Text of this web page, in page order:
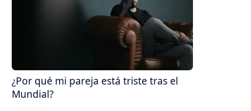
¿Por qué mi pareja está triste tras el
Mundial?